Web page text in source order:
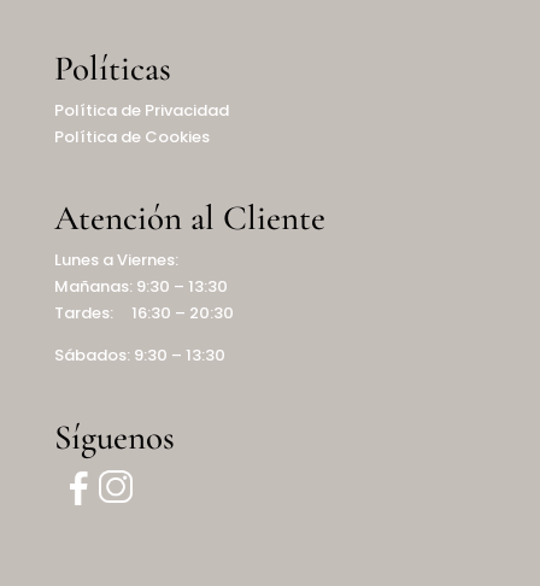
Políticas
Política de Privacidad
Política de Cookies
Atención al Cliente
Lunes a Viernes:
Mañanas: 9:30 – 13:30
Tardes: 16:30 – 20:30
Sábados: 9:30 – 13:30
Síguenos